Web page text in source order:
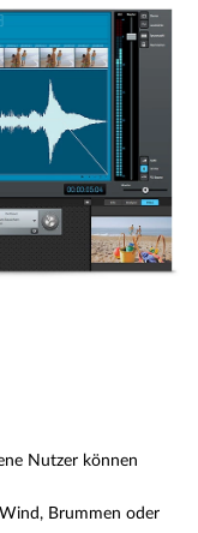
Nutzer können
Brummen oder